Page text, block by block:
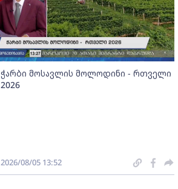
ჭარბი მოსავლის მოლოდინი - რთველი
2026
2026/08/05 13:52